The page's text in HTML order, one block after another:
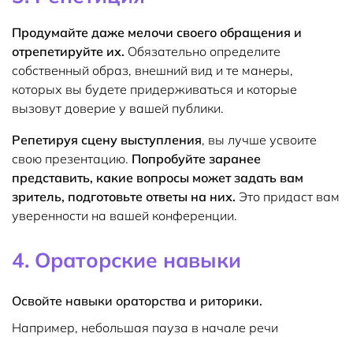
Продумайте даже мелочи своего обращения и
отрепетируйте их. Обязательно определите
собственный образ, внешний вид и те манеры,
которых вы будете придерживаться и которые
вызовут доверие у вашей публики.
Репетируя сцену выступления, вы лучше усвоите
свою презентацию. Попробуйте заранее
представить, какие вопросы может задать вам
зритель, подготовьте ответы на них. Это придаст вам
уверенности на вашей конференции.
4. Ораторские навыки
Освойте навыки ораторства и риторики.
Например, небольшая пауза в начале речи